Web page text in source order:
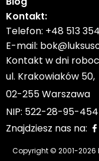
Kontakt:
Telefon: +48 513
E-mail:
Kontakt w dni
ul. Krakowiaków 50,
02-255 Warszawa
NIP: 522-28-95-454
Znajdziesz nas na:
Copyright © 2001-2026